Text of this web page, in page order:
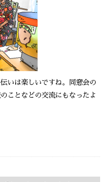
いは楽しいですね。同窓会の
ことなどの交流にもなったよ